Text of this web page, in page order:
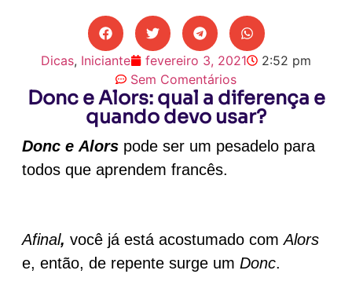
Dicas, Iniciante fevereiro 3, 2021
2:52 pm
Sem Comentários
Donc e Alors: qual a diferença e
quando devo usar?
Donc e Alors pode ser um pesadelo para
todos que aprendem francês.
Afinal, você já está acostumado comAlors
e, então, de repente surge um Donc.